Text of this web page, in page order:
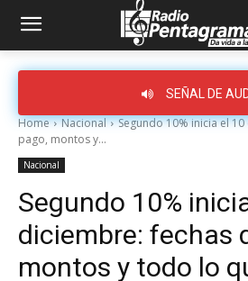
SEÑAL DE
Home Nacional
Segundo 10% inicia el
pago, montos y...
Nacional
Segundo 10%
diciembre: fechas
montos y todo lo